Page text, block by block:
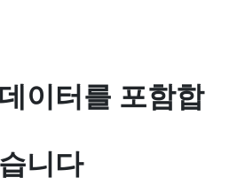
이터를 포함합
니다